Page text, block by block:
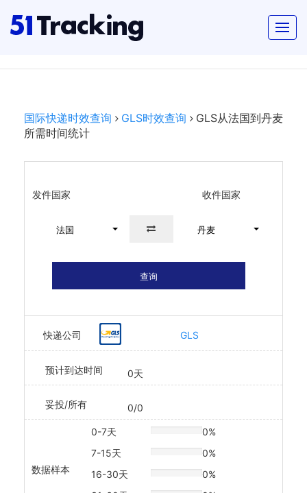
国际快递时效查询 GLS时效查询
GLS从法国到丹麦
所需时间统计
发件国家 收件国家
法国 丹麦
查询
快递公司 GLS
预计到达时间 0天
妥投/所有 0/0
数据样本
0-7天 20% Complete0%
7-15天
20% Complete0%
16-30天
20% Complete0%